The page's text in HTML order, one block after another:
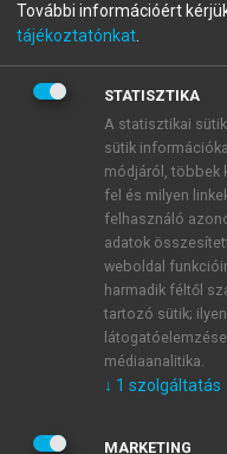
A regisztráció után a
BELÉPÉS
ÚJ FIÓK
1 óra díjmentes
E-MAIL-CÍM
JELSZÓ
További információért
tájékoztatónkat
STATISZTIKA
A statisztikai
sütik
módjáról, többek
fel és milyen
felhasználó
adatok
weboldal
harmadik féltől
tartozó sütik;
médiaanalitika.
↓ 1 szolgáltatás
MARKETING